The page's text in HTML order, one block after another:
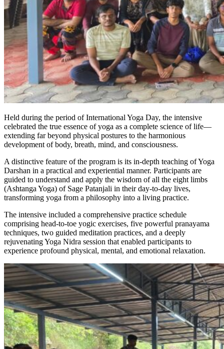
Held during the period of International Yoga Day, the intensive
celebrated the true essence of yoga as a complete science of life—
extending far beyond physical postures to the harmonious
development of body, breath, mind, and consciousness.
A distinctive feature of the program is its in-depth teaching of Yoga
Darshan in a practical and experiential manner. Participants are
guided to understand and apply the wisdom of all the eight limbs
(Ashtanga Yoga) of Sage Patanjali in their day-to-day lives,
transforming yoga from a philosophy into a living practice.
The intensive included a comprehensive practice schedule
comprising head-to-toe yogic exercises, five powerful pranayama
techniques, two guided meditation practices, and a deeply
rejuvenating Yoga Nidra session that enabled participants to
experience profound physical, mental, and emotional relaxation.